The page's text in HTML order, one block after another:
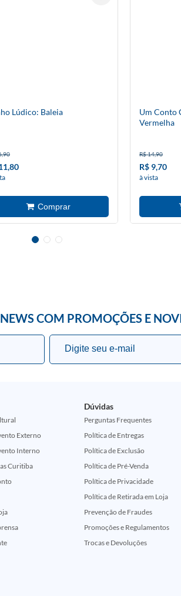
Lúdico: Baleia
Um Conto
Vermelha
R$ 14,90
R$ 9,70
à vista
COM PROMOÇÕES E
Externo
Interno
Curitiba
Dúvidas
Perguntas Frequentes
Política de Entregas
Política de Exclusão
Política de Pré-Venda
Política de Privacidade
Política de Retirada em Loja
Prevenção de Fraudes
Promoções e Regulamentos
Trocas e Devoluções